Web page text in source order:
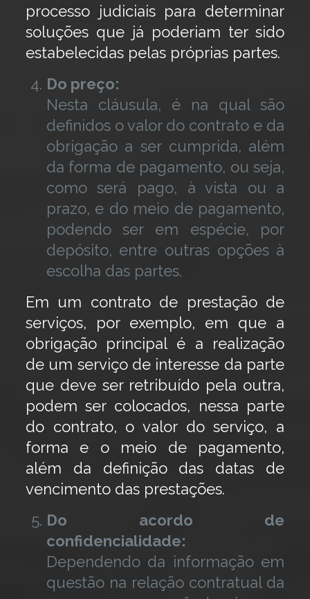
processo judiciais para determinar
soluções que já poderiam ter sido
estabelecidas pelas próprias partes.
Do preço:
Nesta cláusula, é na qual são
definidos o valor do contrato e da
obrigação a ser cumprida, além
da forma de pagamento, ou seja,
como será pago, à vista ou a
prazo, e do meio de pagamento,
podendo ser em espécie, por
depósito, entre outras opções à
escolha das partes.
Em um contrato de prestação de
serviços, por exemplo, em que a
obrigação principal é a realização
de um serviço de interesse da parte
que deve ser retribuído pela outra,
podem ser colocados, nessa parte
do contrato, o valor do serviço, a
forma e o meio de pagamento,
além da definição das datas de
vencimento das prestações.
Do acordo de
confidencialidade:
Dependendo da informação em
questão na relação contratual da